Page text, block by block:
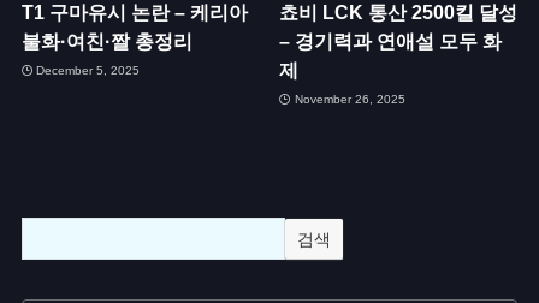
T1 구마유시 논란 – 케리아
불화·여친·짤 총정리
December 5, 2025
쵸비 LCK 통산 2500킬 달성
– 경기력과 연애설 모두 화
제
November 26, 2025
검색